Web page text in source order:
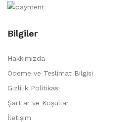
Bilgiler
Hakkımızda
Ödeme ve Teslimat Bilgisi
Gizlilik Politikası
Şartlar ve Koşullar
İletişim